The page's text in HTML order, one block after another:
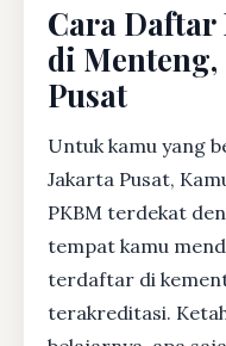
Cara Daftar
di Menteng,
Pusat
Untuk kamu yang
Jakarta Pusat,
PKBM terdekat
tempat kamu
terdaftar di
terakreditasi.